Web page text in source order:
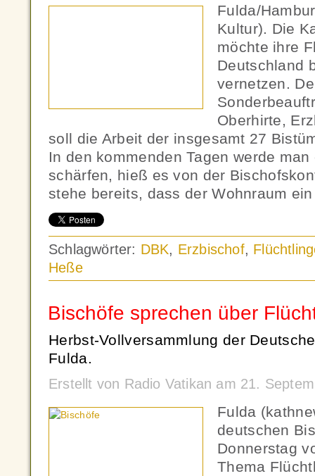
Fulda/
Kultur). Die
möchte ihre
Deutschland
vernetzen.
Oberhirte,
soll die Arbeit der insgesamt 27
In den kommenden Tagen werde
schärfen, hieß es von der
stehe bereits, dass der Wohnraum
Schlagwörter: DBK, Erzbischof,
Heße
Bischöfe sprechen über
Herbst-Vollversammlung der
Fulda.
Erstellt von Radio Vatikan am 21.
Fulda
deutschen
Donnerstag
Thema